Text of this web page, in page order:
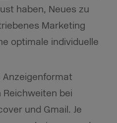
haben, Neues zu
Marketing
optimale individuelle
bei
und Gmail. Je